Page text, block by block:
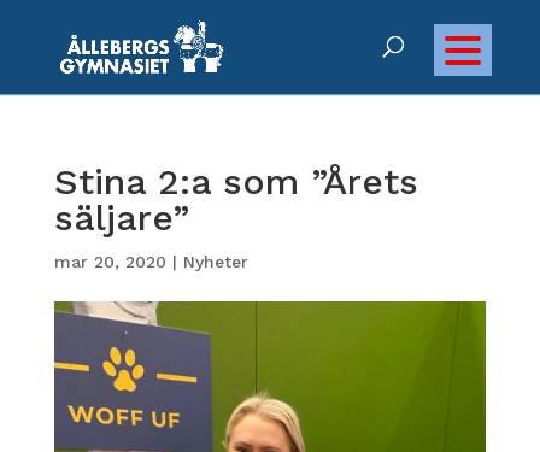
Stina 2:a som ”Årets
säljare”
mar 20, 2020 | Nyheter